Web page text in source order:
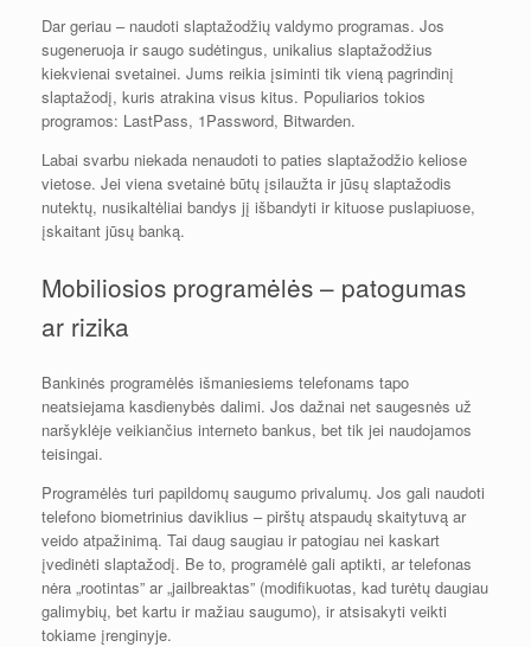
Dar geriau – naudoti slaptažodžių valdymo programas. Jos
sugeneruoja ir saugo sudėtingus, unikalius slaptažodžius
kiekvienai svetainei. Jums reikia įsiminti tik vieną pagrindinį
slaptažodį, kuris atrakina visus kitus. Populiarios tokios
programos: LastPass, 1Password, Bitwarden.
Labai svarbu niekada nenaudoti to paties slaptažodžio keliose
vietose. Jei viena svetainė būtų įsilaužta ir jūsų slaptažodis
nutektų, nusikaltėliai bandys jį išbandyti ir kituose puslapiuose,
įskaitant jūsų banką.
Mobiliosios programėlės – patogumas
ar rizika
Bankinės programėlės išmaniesiems telefonams tapo
neatsiejama kasdienybės dalimi. Jos dažnai net saugesnės už
naršyklėje veikiančius interneto bankus, bet tik jei naudojamos
teisingai.
Programėlės turi papildomų saugumo privalumų. Jos gali naudoti
telefono biometrinius daviklius – pirštų atspaudų skaitytuvą ar
veido atpažinimą. Tai daug saugiau ir patogiau nei kaskart
įvedinėti slaptažodį. Be to, programėlė gali aptikti, ar telefonas
nėra „rootintas” ar „jailbreaktas” (modifikuotas, kad turėtų daugiau
galimybių, bet kartu ir mažiau saugumo), ir atsisakyti veikti
tokiame įrenginyje.